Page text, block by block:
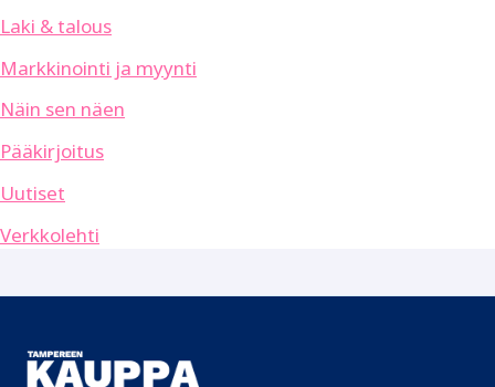
Laki & talous
Markkinointi ja myynti
Näin sen näen
Pääkirjoitus
Uutiset
Verkkolehti